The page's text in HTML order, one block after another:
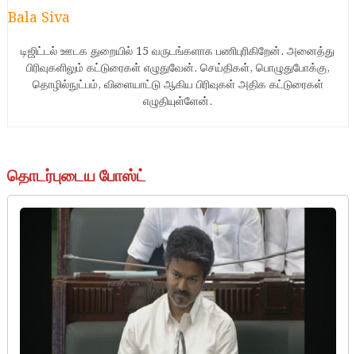
Bala Siva
டிஜிட்டல் ஊடக துறையில் 15 வருடங்களாக பணிபுரிகிறேன். அனைத்து
பிரிவுகளிலும் கட்டுரைகள் எழுதுவேன். செய்திகள், பொழுதுபோக்கு,
தொழில்நுட்பம், விளையாட்டு ஆகிய பிரிவுகள் அதிக கட்டுரைகள்
எழுதியுள்ளேன்.
தொடர்புடைய போஸ்ட்